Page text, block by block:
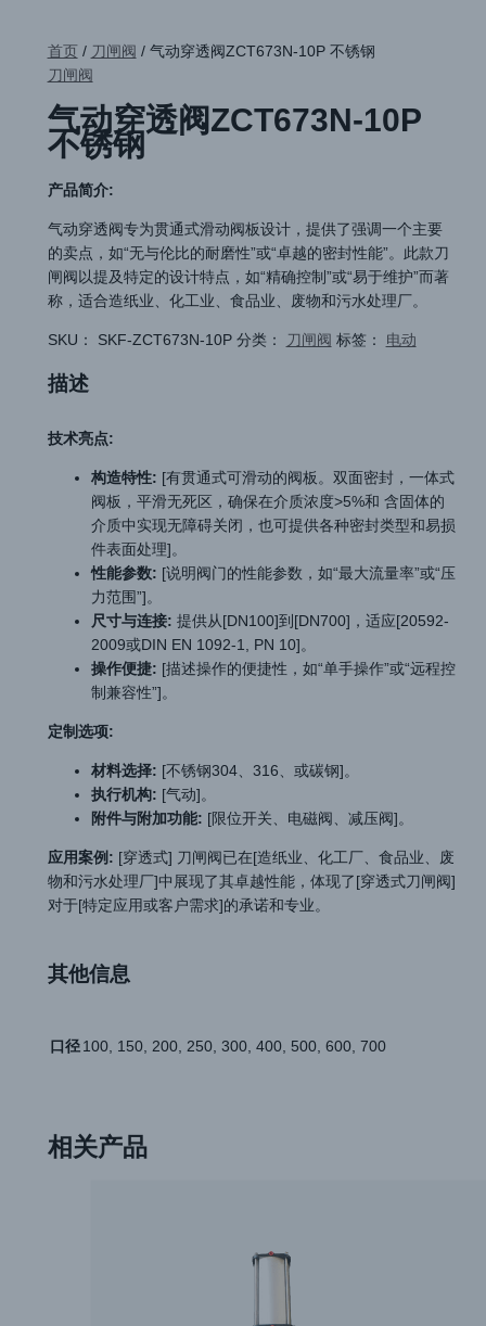
首页/ 刀闸阀 / 气动穿透阀ZCT673N-10P 不锈钢
刀闸阀
气动穿透阀ZCT673N-10P
不锈钢
产品简介:
气动穿透阀专为贯通式滑动阀板设计，提供了强调一个主要
的卖点，如“无与伦比的耐磨性”或“卓越的密封性能”。此款刀
闸阀以提及特定的设计特点，如“精确控制”或“易于维护”而著
称，适合造纸业、化工业、食品业、废物和污水处理厂。
SKU： SKF-ZCT673N-10P 分类： 刀闸阀 标签： 电动
描述
技术亮点:
构造特性: [有贯通式可滑动的阀板。双面密封，一体式
阀板，平滑无死区，确保在介质浓度>5%和 含固体的
介质中实现无障碍关闭，也可提供各种密封类型和易损
件表面处理]。
性能参数: [说明阀门的性能参数，如“最大流量率”或“压
力范围”]。
尺寸与连接: 提供从[DN100]到[DN700]，适应[20592-
2009或DIN EN 1092-1, PN 10]。
操作便捷: [描述操作的便捷性，如“单手操作”或“远程控
制兼容性”]。
定制选项:
材料选择: [不锈钢304、316、或碳钢]。
执行机构: [气动]。
附件与附加功能: [限位开关、电磁阀、减压阀]。
应用案例: [穿透式] 刀闸阀已在[造纸业、化工厂、食品业、废
物和污水处理厂]中展现了其卓越性能，体现了[穿透式刀闸阀]
对于[特定应用或客户需求]的承诺和专业。
其他信息
口径 100, 150, 200, 250, 300, 400, 500, 600, 700
相关产品